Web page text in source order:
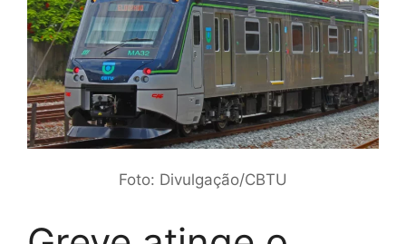
Foto: Divulgação/CBTU